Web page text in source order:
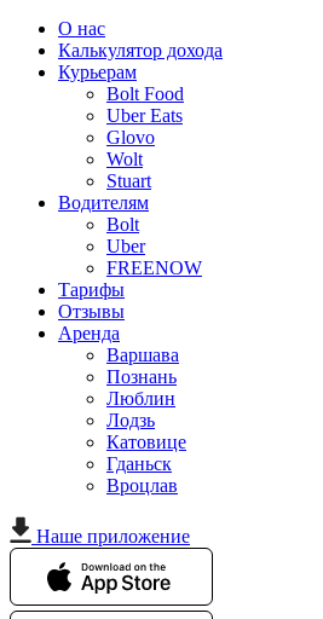
О нас
Калькулятор дохода
Курьерам
Bolt Food
Uber Eats
Glovo
Wolt
Stuart
Водителям
Bolt
Uber
FREENOW
Тарифы
Отзывы
Аренда
Варшава
Познань
Люблин
Лодзь
Катовице
Гданьск
Вроцлав
Наше приложение